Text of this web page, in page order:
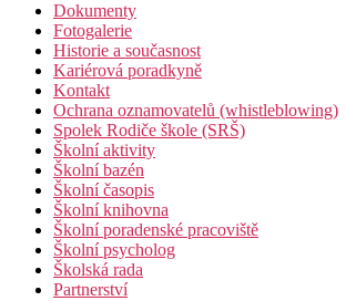
Dokumenty
Fotogalerie
Historie a současnost
Kariérová poradkyně
Kontakt
Ochrana oznamovatelů (whistleblowing)
Spolek Rodiče škole (SRŠ)
Školní aktivity
Školní bazén
Školní časopis
Školní knihovna
Školní poradenské pracoviště
Školní psycholog
Školská rada
Partnerství